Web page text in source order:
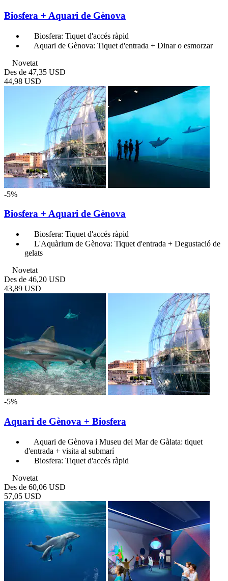
Biosfera + Aquari de Gènova
Biosfera: Tiquet d'accés ràpid
Aquari de Gènova: Tiquet d'entrada + Dinar o esmorzar
Novetat
Des de 47,35 USD
44,98 USD
-5%
Biosfera + Aquari de Gènova
Biosfera: Tiquet d'accés ràpid
L'Aquàrium de Gènova: Tiquet d'entrada + Degustació de
gelats
Novetat
Des de 46,20 USD
43,89 USD
-5%
Aquari de Gènova + Biosfera
Aquari de Gènova i Museu del Mar de Gàlata: tiquet
d'entrada + visita al submarí
Biosfera: Tiquet d'accés ràpid
Novetat
Des de 60,06 USD
57,05 USD